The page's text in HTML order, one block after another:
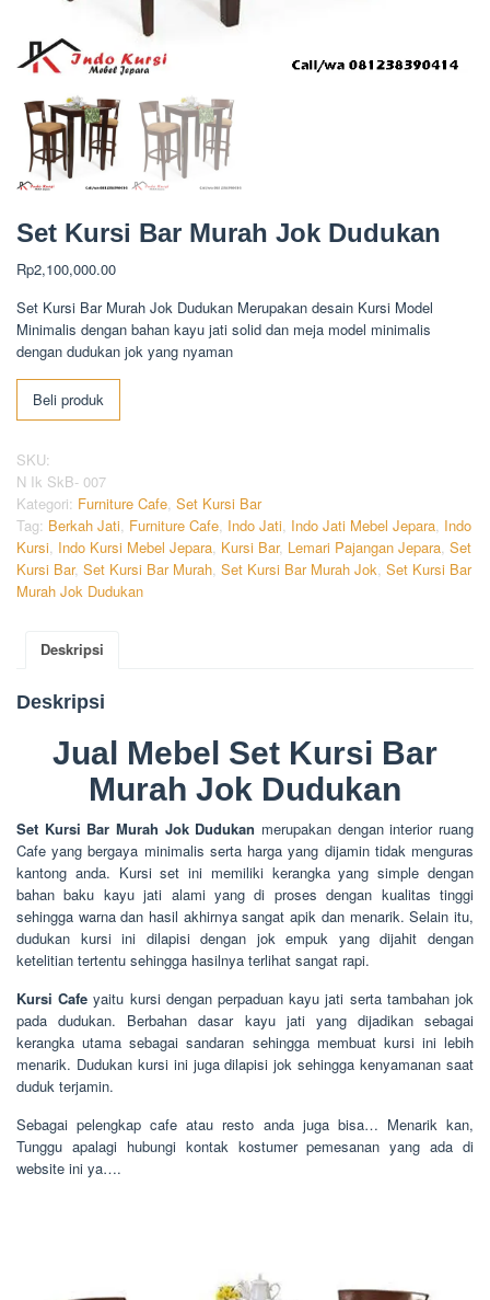
Set Kursi Bar Murah Jok Dudukan
Rp2,100,000.00
Set Kursi Bar Murah Jok Dudukan Merupakan desain Kursi Model
Minimalis dengan bahan kayu jati solid dan meja model minimalis
dengan dudukan jok yang nyaman
Beli produk
SKU:
N Ik SkB- 007
Kategori: Furniture Cafe Set Kursi Bar
Tag: Berkah Jati Furniture Cafe Indo Jati Indo Jati Mebel Jepara Indo
Kursi Indo Kursi Mebel Jepara Kursi Bar, Lemari Pajangan Jepara Set
Kursi Bar, Set Kursi Bar Murah Set Kursi Bar Murah Jok Set Kursi Bar
Murah Jok Dudukan
Deskripsi
Deskripsi
Jual Mebel Set Kursi Bar
Murah Jok Dudukan
Set Kursi Bar Murah Jok Dudukan merupakan dengan interior ruang
Cafe yang bergaya minimalis serta harga yang dijamin tidak menguras
kantong anda. Kursi set ini memiliki kerangka yang simple dengan
bahan baku kayu jati alami yang di proses dengan kualitas tinggi
sehingga warna dan hasil akhirnya sangat apik dan menarik. Selain itu,
dudukan kursi ini dilapisi dengan jok empuk yang dijahit dengan
ketelitian tertentu sehingga hasilnya terlihat sangat rapi.
Kursi Cafeyaitu kursi dengan perpaduan kayu jati serta tambahan jok
pada dudukan. Berbahan dasar kayu jati yang dijadikan sebagai
kerangka utama sebagai sandaran sehingga membuat kursi ini lebih
menarik. Dudukan kursi ini juga dilapisi jok sehingga kenyamanan saat
duduk terjamin.
Sebagai pelengkap cafe atau resto anda juga bisa… Menarik kan,
Tunggu apalagi hubungi kontak kostumer pemesanan yang ada di
website ini ya….